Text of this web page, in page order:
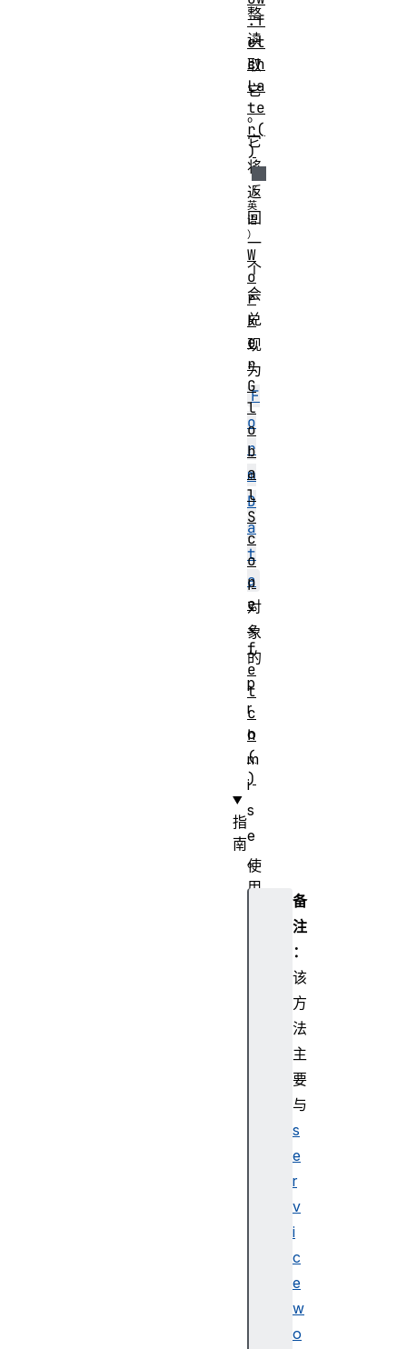
整
读
取
它
。
它
将
返
回
一
个
会
兑
现
为
F
o
r
m
D
a
t
a
对
象
的
p
r
o
m
i
s
e
。
备
注
：
该
方
法
主
要
与
s
e
r
v
i
c
e
w
o
.f
et
ch
La
te
r(
)
W
o
r
k
e
r
G
l
o
b
a
l
S
c
o
p
e
.
f
e
t
c
h
(
)
指
南
使
用